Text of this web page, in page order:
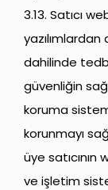
3.13. Satıcı
yazılımlardan
dahilinde
güvenliğin
koruma
korunmayı
üye satıcının
ve işletim